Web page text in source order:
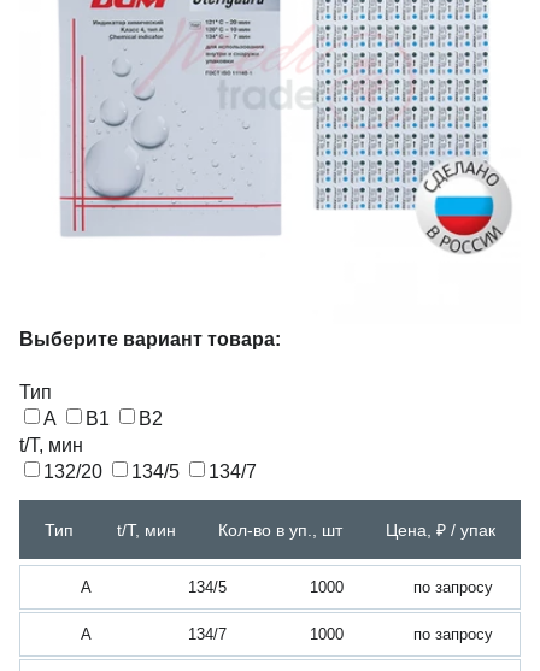
Выберите вариант товара:
Тип
А
В1
В2
t/T, мин
132/20
134/5 134/7
Тип t/T, мин Кол-во в уп., шт Цена, ₽ / упак
А 134/5 1000 по запросу
А 134/7 1000 по запросу